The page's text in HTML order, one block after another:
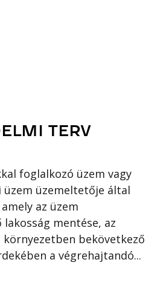
TERV
foglalkozó üzem vagy
üzemeltetője által
az üzem
mentése, az
környezetben bekövetkező
a végrehajtandó...